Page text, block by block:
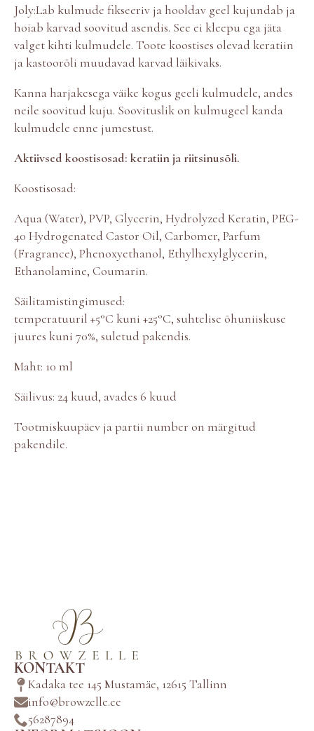
F
i
G
e
k
u
l
m
g
e
k
o
g
u
s
Joly:Lab kulmude fikseeriv ja hooldav geel kujundab ja
hoiab karvad soovitud asendis. See ei kleepu ega jäta
valget kihti kulmudele. Toote koostises olevad keratiin
ja kastoorõli muudavad karvad läikivaks.
Kanna harjakesega väike kogus geeli kulmudele, andes
neile soovitud kuju. Soovituslik on kulmugeel kanda
kulmudele enne jumestust.
Aktiivsed koostisosad: keratiin ja riitsinusõli.
Koostisosad:
Aqua (Water), PVP, Glycerin, Hydrolyzed Keratin, PEG-
40 Hydrogenated Castor Oil, Carbomer, Parfum
(Fragrance), Phenoxyethanol, Ethylhexylglycerin,
Ethanolamine, Coumarin.
Säilitamistingimused:
temperatuuril +5°C kuni +25°C, suhtelise õhuniiskuse
juures kuni 70%, suletud pakendis.
Maht: 10 ml
Säilivus: 24 kuud, avades 6 kuud
Tootmiskuupäev ja partii number on märgitud
pakendile.
KONTAKT
Kadaka tee 145 Mustamäe, 12615 Tallinn
info@browzelle.ee
56287894